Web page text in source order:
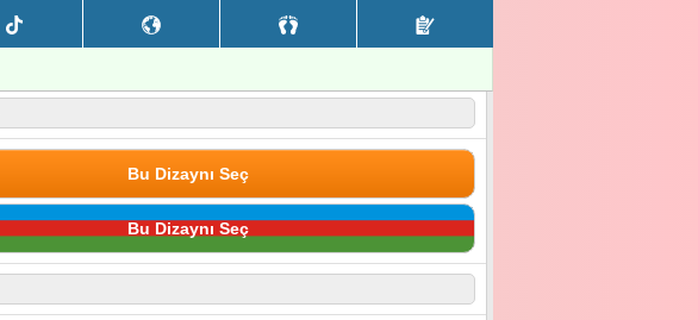
Bu Dizaynı Seç
Bu Dizaynı Seç